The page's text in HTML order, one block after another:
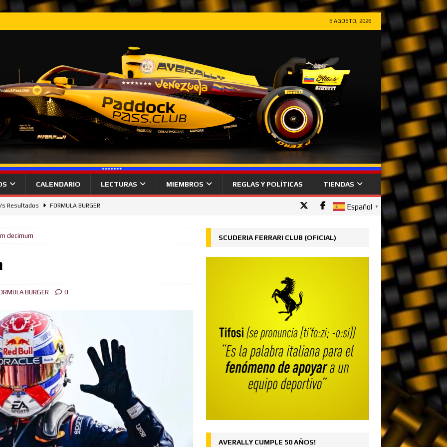
6 AGOSTO, 2026
CALENDARIO LECTURAS MIEMBROS REGLAS Y POLÍTICAS TIENDAS
Resultados FORMULA BURGER
FORMULA BURGER
FORMULA BURGER
la victoria en Silverstone, Russell 2do, Hamilton 3ro.
FORMULA BURGER
desde la Pole el Gran Premio de Austria NOTICIAS
(Y y Z) FORMULA BURGER
Español ▼
decimum
BURGER 0
SCUDERIA FERRARI CLUB (OFICIAL)
AVERALLY CUMPLE 50 AÑOS!